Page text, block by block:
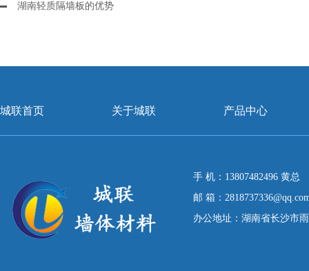
湖南轻质隔墙板的优势
城联首页 关于城联 产品中心
手 机：13807482496 黄总
邮 箱：
办公地址：湖南省长沙市